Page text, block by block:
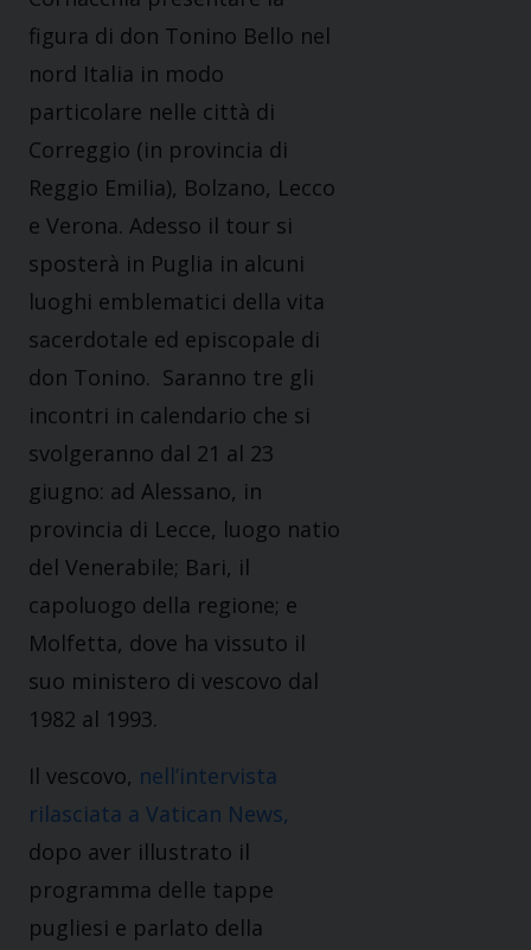
figura di don Tonino Bello nel
nord Italia in modo
particolare nelle città di
Correggio (in provincia di
Reggio Emilia), Bolzano, Lecco
e Verona. Adesso il tour si
sposterà in Puglia in alcuni
luoghi emblematici della vita
sacerdotale ed episcopale di
don Tonino. Saranno tre gli
incontri in calendario che si
svolgeranno dal 21 al 23
giugno: ad Alessano, in
provincia di Lecce, luogo natio
del Venerabile; Bari, il
capoluogo della regione; e
Molfetta, dove ha vissuto il
suo ministero di vescovo dal
1982 al 1993.
Il vescovo, nell’intervista
rilasciata a Vatican News,
dopo aver illustrato il
programma delle tappe
pugliesi e parlato della